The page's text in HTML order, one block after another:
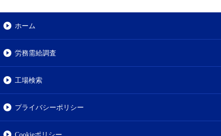
ホーム
労務需給調査
工場検索
プライバシーポリシー